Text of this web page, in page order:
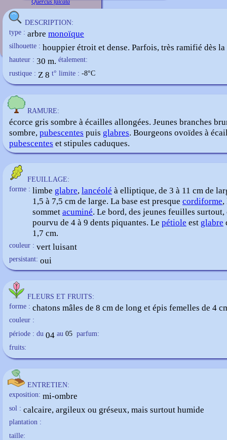
Quercus falcata
DESCRIPTION:
type : arbre monoïque
silhouette : houppier étroit et dense. Parfois, très ramifié dès la
hauteur : 30 m. étalement:
rustique : Z 8 t° limite : -8°C
RAMURE:
écorce gris sombre à écailles allongées. Jeunes branches
sombre, pubescentes puis glabres. Bourgeons ovoïdes à
pubescentes et stipules caduques.
FEUILLAGE:
forme : limbe glabre, lancéolé à elliptique, de 3 à 11 cm de
1,5 à 7,5 cm de large. La base est presque cordiforme,
sommet acuminé. Le bord, des jeunes feuilles surtout,
pourvu de 4 à 9 dents piquantes. Le pétiole est glabre
1,7 cm.
couleur : vert luisant
persistant: oui
FLEURS ET FRUITS:
forme : chatons mâles de 8 cm de long et épis femelles de 4
couleur :
période : du 04 au 05 parfum:
fruits:
ENTRETIEN:
exposition: mi-ombre
sol : calcaire, argileux ou gréseux, mais surtout humide
plantation :
taille: